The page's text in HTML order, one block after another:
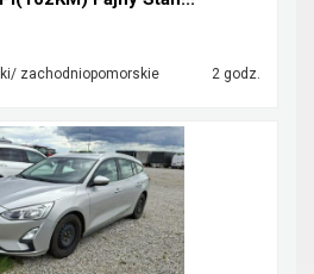
zachodniopomorskie 2 godz.